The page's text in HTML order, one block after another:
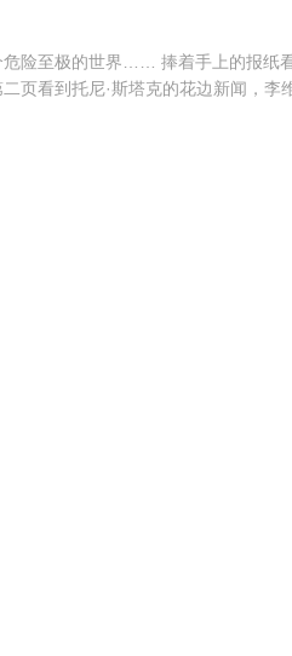
险至极的世界…… 捧着手上的报纸
页看到托尼·斯塔克的花边新闻，
：“够劲儿的伙计？我上哪儿找够
界，顺便自己求活路的故事。